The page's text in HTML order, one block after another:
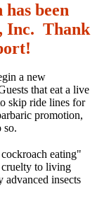
been
Inc. Thank
a new
that eat a live
skip ride lines for
promotion,
so.
eating"
cruelty to living
advanced insects